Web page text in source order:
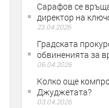
Сарафов се
директор на
23.04.2026
Градската
обвиненията за
06.04.2026
Колко още
Джуджетата?
03.04.2026